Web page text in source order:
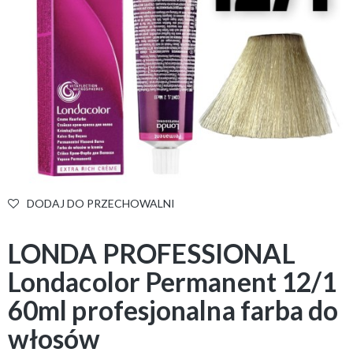
DODAJ DO PRZECHOWALNI
LONDA PROFESSIONAL
Londacolor Permanent 12/1
60ml profesjonalna farba do
włosów